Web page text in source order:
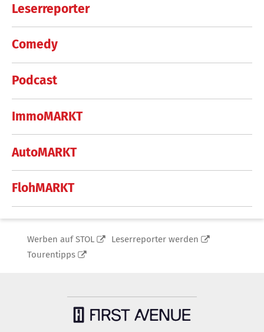
Leserreporter
Comedy
Podcast
ImmoMARKT
AutoMARKT
FlohMARKT
Werben auf STOL
Leserreporter werden
Tourentipps